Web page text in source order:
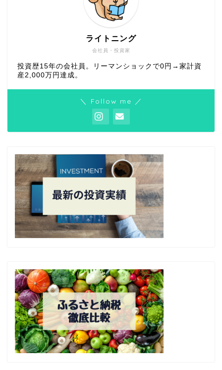
会社員・投資家
ライトニング
投資歴15年の会社員。リーマンショックで0円→家計資
産2,000万円達成。
＼ Follow me ／